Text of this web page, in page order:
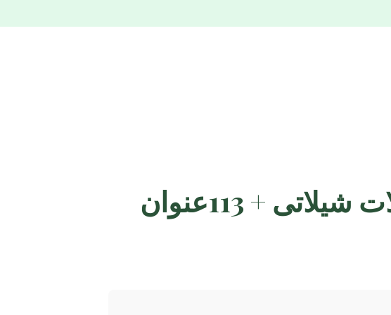
موضوعات جدید پایان نامه رشته فرآوری محصولات شیلاتی + 113عنوان